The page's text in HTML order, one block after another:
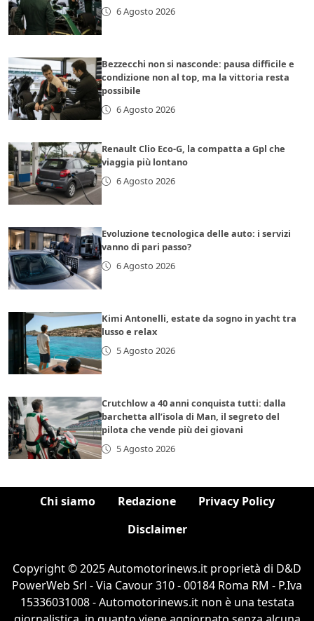
6 Agosto 2026
Bezzecchi non si nasconde: pausa difficile e
condizione non al top, ma la vittoria resta
possibile
6 Agosto 2026
Renault Clio Eco-G, la compatta a Gpl che
viaggia più lontano
6 Agosto 2026
Evoluzione tecnologica delle auto: i servizi
vanno di pari passo?
6 Agosto 2026
Kimi Antonelli, estate da sogno in yacht tra
lusso e relax
5 Agosto 2026
Crutchlow a 40 anni conquista tutti: dalla
barchetta all’isola di Man, il segreto del
pilota che vende più dei giovani
5 Agosto 2026
Chi siamo Redazione
Privacy Policy
Disclaimer
Copyright © 2025 Automotorinews.it proprietà di D&D
PowerWeb Srl - Via Cavour 310 - 00184 Roma RM - P.Iva
15336031008 - Automotorinews.it non è una testata